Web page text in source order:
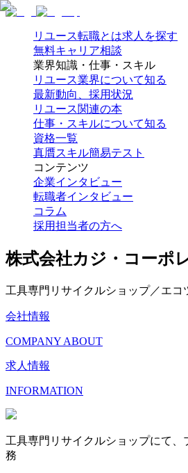
リユース転職とは求人を探す
無料キャリア相談
業界知識・仕事・スキル
リユース業界について知る
最新動向、採用状況
リユース関連の本
仕事・スキルについて知る
資格一覧
真贋スキル簡易テスト
コンテンツ
企業インタビュー
転職者インタビュー
コラム
採用担当者の方へ
株式会社カジ・コーポ
工具専門リサイクルショップ／エ
会社情報
COMPANY ABOUT
求人情報
INFORMATION
工具専門リサイクルショップにて、
務